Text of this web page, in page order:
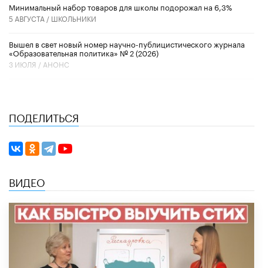
Минимальный набор товаров для школы подорожал на 6,3%
5 АВГУСТА / ШКОЛЬНИКИ
Вышел в свет новый номер научно-публицистического журнала
«Образовательная политика» № 2 (2026)
3 ИЮЛЯ / АНОНС
ПОДЕЛИТЬСЯ
ВИДЕО